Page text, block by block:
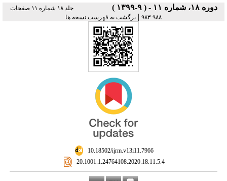
دوره ۱۸، شماره ۱۱ - ( ۹-۱۳۹۹ )
جلد ۱۸ شماره ۱۱ صفحات
۹۸۸-۹۸۳
| برگشت به فهرست نسخه ها
‎ 10.18502/ijrm.v13i11.7966
‎ 20.1001.1.24764108.2020.18.11.5.4